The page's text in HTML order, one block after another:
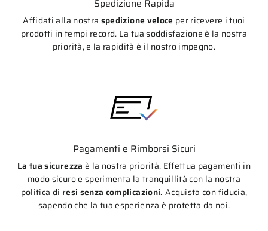
Spedizione Rapida
Affidati alla nostra spedizione veloce per ricevere i tuoi
prodotti in tempi record. La tua soddisfazione è la nostra
priorità, e la rapidità è il nostro impegno.
Pagamenti e Rimborsi Sicuri
La tua sicurezza è la nostra priorità. Effettua pagamenti in
modo sicuro e sperimenta la tranquillità con la nostra
politica di resi senza complicazioni. Acquista con fiducia,
sapendo che la tua esperienza è protetta da noi.